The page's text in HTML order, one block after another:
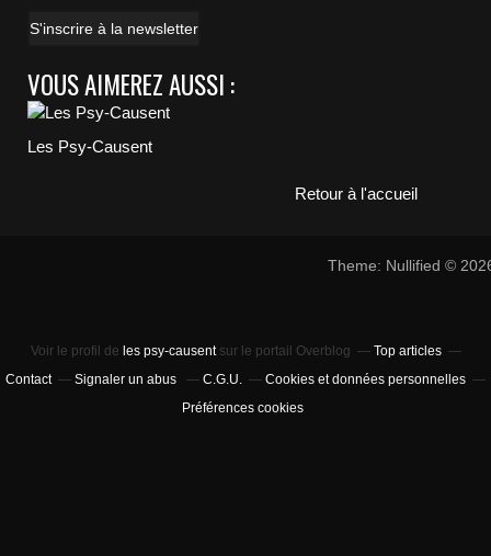
S'inscrire à la newsletter
VOUS AIMEREZ AUSSI :
Les Psy-Causent
Retour à l'accueil
Theme: Nullified ©
Voir le profil de les psy-causentsur le portail Overblog
Top articles
Contact
Signaler un abus C.G.U.
Cookies et données personnelles
Préférences cookies